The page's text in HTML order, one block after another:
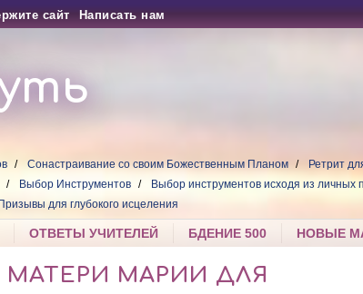
сайт Написать нам
Сонастраивание со своим Божественным Планом Ретрит
Выбор Инструментов Выбор инструментов исходя из личных
для глубокого исцеления
ОТВЕТЫ УЧИТЕЛЕЙ БДЕНИЕ 500 НОВЫЕ
МАТЕРИ МАРИИ ДЛЯ